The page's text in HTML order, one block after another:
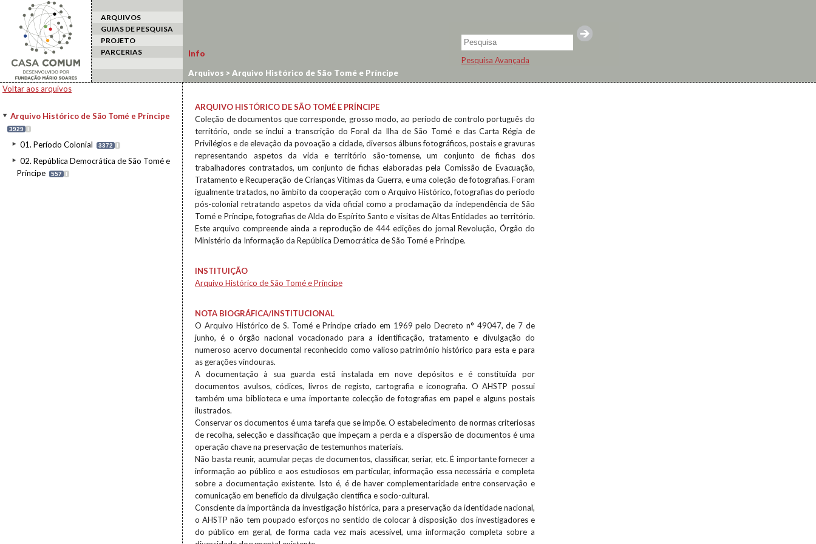
ARQUIVOS
GUIAS DE PESQUISA
PROJETO
PARCERIAS
Pesquisa Avançada
Voltar aos arquivos
Arquivo Histórico de São Tomé e Príncipe
3929 I
01. Período Colonial 3372 I
02. República Democrática de São Tomé e
Príncipe
557 I
Info
Arquivos >Arquivo Histórico de São Tomé e Príncipe
ARQUIVO HISTÓRICO DE SÃO TOMÉ E PRÍNCIPE
Coleção de documentos que corresponde, grosso modo, ao período de controlo português do
território, onde se inclui a transcrição do Foral da Ilha de São Tomé e das Carta Régia de
Privilégios e de elevação da povoação a cidade, diversos álbuns fotográficos, postais e gravuras
representando aspetos da vida e território são-tomense, um conjunto de fichas dos
trabalhadores contratados, um conjunto de fichas elaboradas pela Comissão de Evacuação,
Tratamento e Recuperação de Crianças Vítimas da Guerra, e uma coleção de fotografias. Foram
igualmente tratados, no âmbito da cooperação com o Arquivo Histórico, fotografias do período
pós-colonial retratando aspetos da vida oficial como a proclamação da independência de São
Tomé e Príncipe, fotografias de Alda do Espírito Santo e visitas de Altas Entidades ao território.
Este arquivo compreende ainda a reprodução de 444 edições do jornal Revolução, Órgão do
Ministério da Informação da República Democrática de São Tomé e Príncipe.
INSTITUIÇÃO
Arquivo Histórico de São Tomé e Príncipe
NOTA BIOGRÁFICA/INSTITUCIONAL
O Arquivo Histórico de S. Tomé e Príncipe criado em 1969 pelo Decreto n° 49047, de 7 de
junho, é o órgão nacional vocacionado para a identificação, tratamento e divulgação do
numeroso acervo documental reconhecido como valioso património histórico para esta e para
as gerações vindouras.
A documentação à sua guarda está instalada em nove depósitos e é constituída por
documentos avulsos, códices, livros de registo, cartografia e iconografia. O AHSTP possui
também uma biblioteca e uma importante colecção de fotografias em papel e alguns postais
ilustrados.
Conservar os documentos é uma tarefa que se impõe. O estabelecimento de normas criteriosas
de recolha, selecção e classificação que impeçam a perda e a dispersão de documentos é uma
operação chave na preservação de testemunhos materiais.
Não basta reunir, acumular peças de documentos, classificar, seriar, etc. É importante fornecer a
informação ao público e aos estudiosos em particular, informação essa necessária e completa
sobre a documentação existente. Isto é, é de haver complementaridade entre conservação e
comunicação em benefício da divulgação científica e socio-cultural.
Consciente da importância da investigação histórica, para a preservação da identidade nacional,
o AHSTP não tem poupado esforços no sentido de colocar à disposição dos investigadores e
do público em geral, de forma cada vez mais acessível, uma informação completa sobre a